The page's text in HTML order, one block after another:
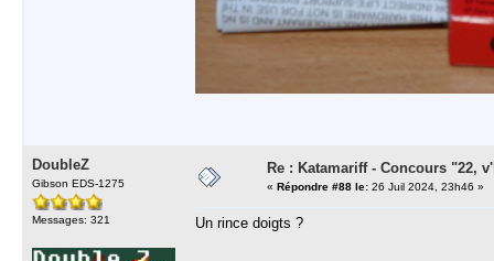
DoubleZ
Gibson EDS-1275
Messages: 321
Re : Katamariff - Concours "22,
« Répondre #88 le: 26 Juil 2024, 23h46 »
Un rince doigts ?